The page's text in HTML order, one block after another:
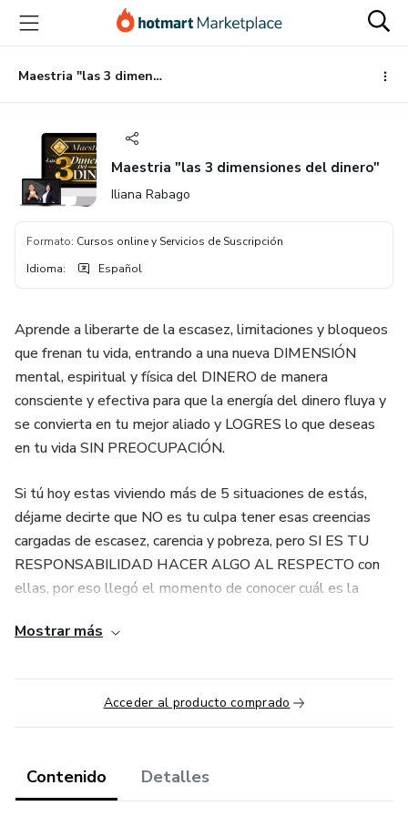
principal
página
de
página
Maestria "las 3 dimensiones del dinero"
Maestria "las 3 dimensiones del dinero"
Iliana Rabago
Formato: Cursos online y Servicios de Suscripción
Idioma: Español
Aprende a liberarte de la escasez, limitaciones y bloqueos
que frenan tu vida, entrando a una nueva DIMENSIÓN
mental, espiritual y física del DINERO de manera
consciente y efectiva para que la energía del dinero fluya y
se convierta en tu mejor aliado y LOGRES lo que deseas
en tu vida SIN PREOCUPACIÓN.
Si tú hoy estas viviendo más de 5 situaciones de estás,
déjame decirte que NO es tu culpa tener esas creencias
cargadas de escasez, carencia y pobreza, pero SI ES TU
RESPONSABILIDAD HACER ALGO AL RESPECTO con
ellas, por eso llegó el momento de conocer cuál es la
resultados que has tenido hasta hoy con la riqueza.
En esta maestria conocerás las 3 DIMENSIONES DEL
DINERO que te llevarán a crear una nueva vida financiera
donde el dinero será tu mejor aliado para que
permitas pasar a un nuevo nivel financiero.
Mostrar más
Acceder al producto comprado
Contenido Detalles